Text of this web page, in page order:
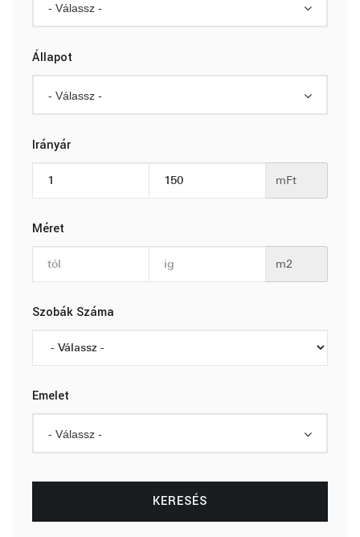
- Válassz -
Állapot
- Válassz -
Irányár
mFt
Méret
m2
Szobák Száma
Emelet
- Válassz -
KERESÉS